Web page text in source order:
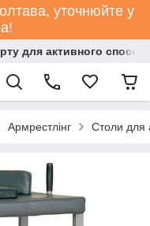
уточнюйте у
для активного
Армрестлінг Столи для